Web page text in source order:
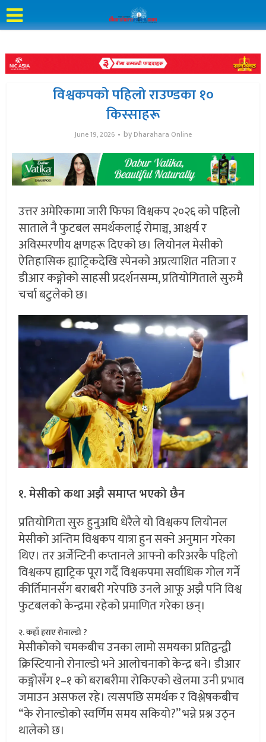
विश्वकपको पहिलो राउण्डका १०
किस्साहरू
June 19, 2026 by Dharahara Online
उत्तर अमेरिकामा जारी फिफा विश्वकप २०२६ को पहिलो
साताले नै फुटबल समर्थकलाई रोमाञ्च, आश्चर्य र
अविस्मरणीय क्षणहरू दिएको छ। लियोनल मेसीको
ऐतिहासिक ह्याट्रिकदेखि स्पेनको अप्रत्याशित नतिजा र
डीआर कङ्गोको साहसी प्रदर्शनसम्म, प्रतियोगिताले सुरुमै
चर्चा बटुलेको छ।
१. मेसीको कथा अझै समाप्त भएको छैन
प्रतियोगिता सुरु हुनुअघि धेरैले यो विश्वकप लियोनल
मेसीको अन्तिम विश्वकप यात्रा हुन सक्ने अनुमान गरेका
थिए। तर अर्जेन्टिनी कप्तानले आफ्नो करिअरकै पहिलो
विश्वकप ह्याट्रिक पूरा गर्दै विश्वकपमा सर्वाधिक गोल गर्ने
कीर्तिमानसँग बराबरी गरेपछि उनले आफू अझै पनि विश्व
फुटबलको केन्द्रमा रहेको प्रमाणित गरेका छन्।
२. कहाँ हराए रोनाल्डो ?
मेसीकोको चमकबीच उनका लामो समयका प्रतिद्वन्द्वी
क्रिस्टियानो रोनाल्डो भने आलोचनाको केन्द्र बने। डीआर
कङ्गोसँग १–१ को बराबरीमा रोकिएको खेलमा उनी प्रभाव
जमाउन असफल रहे। त्यसपछि समर्थक र विश्लेषकबीच
“के रोनाल्डोको स्वर्णिम समय सकियो?” भन्ने प्रश्न उठ्न
थालेको छ।